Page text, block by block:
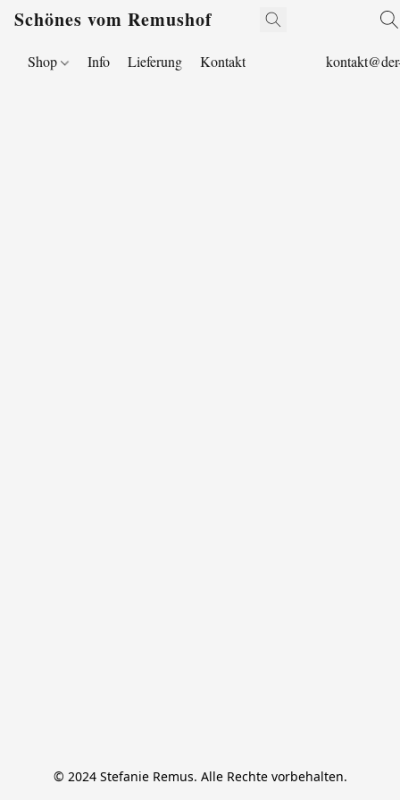
Schönes vom Remushof
Shop Info Lieferung Kontakt
© 2024 Stefanie Remus. Alle Rechte vorbehalten.